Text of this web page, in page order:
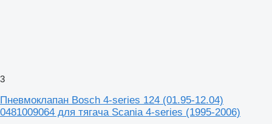
3
Пневмоклапан Bosch 4-series 124 (01.95-12.04)
0481009064 для тягача Scania 4-series (1995-2006)